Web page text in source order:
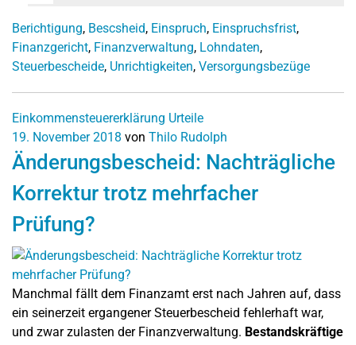
Berichtigung, Bescsheid, Einspruch, Einspruchsfrist,
Finanzgericht, Finanzverwaltung, Lohndaten,
Steuerbescheide, Unrichtigkeiten, Versorgungsbezüge
Einkommensteuererklärung Urteile
19. November 2018 von Thilo Rudolph
Änderungsbescheid: Nachträgliche
Korrektur trotz mehrfacher
Prüfung?
Manchmal fällt dem Finanzamt erst nach Jahren auf, dass
ein seinerzeit ergangener Steuerbescheid fehlerhaft war,
und zwar zulasten der Finanzverwaltung. Bestandskräftige